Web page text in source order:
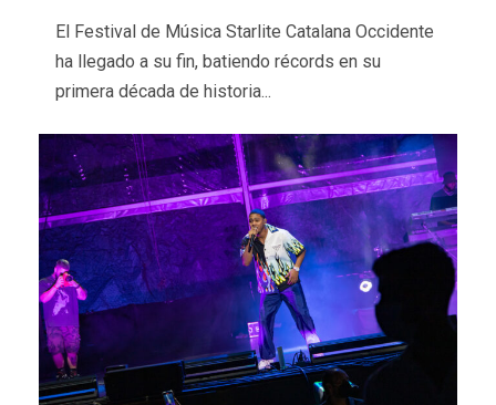
El Festival de Música Starlite Catalana Occidente
ha llegado a su fin, batiendo récords en su
primera década de historia...